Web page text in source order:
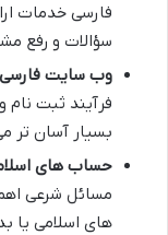
فارسی خدمات
سؤالات و رفع
وب سایت
فرآیند ثبت نام
بسیار آسان تر
حساب های
مسائل شرعی
های اسلامی یا